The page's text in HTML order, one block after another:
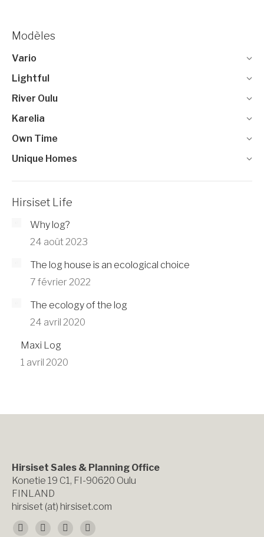
Modèles
Vario
Lightful
River Oulu
Karelia
Own Time
Unique Homes
Hirsiset Life
Why log?
24 août 2023
The log house is an ecological choice
7 février 2022
The ecology of the log
24 avril 2020
Maxi Log
1 avril 2020
Hirsiset Sales & Planning Office
Konetie 19 C1, FI-90620 Oulu
FINLAND
hirsiset (at) hirsiset.com